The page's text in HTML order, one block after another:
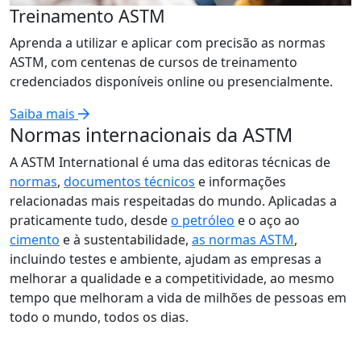
Treinamento ASTM
Aprenda a utilizar e aplicar com precisão as normas
ASTM, com centenas de cursos de treinamento
credenciados disponíveis online ou presencialmente.
Saiba mais
Normas internacionais da ASTM
A ASTM International é uma das editoras técnicas de
normas, documentos técnicos e informações
relacionadas mais respeitadas do mundo. Aplicadas a
praticamente tudo, desdeo petróleo e o aço ao
cimento e à sustentabilidade, as normas ASTM,
incluindo testes e ambiente, ajudam as empresas a
melhorar a qualidade e a competitividade, ao mesmo
tempo que melhoram a vida de milhões de pessoas em
todo o mundo, todos os dias.